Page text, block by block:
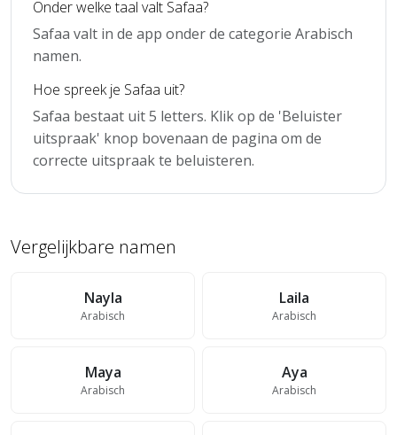
Onder welke taal valt Safaa?
Safaa valt in de app onder de categorie Arabisch
namen.
Hoe spreek je Safaa uit?
Safaa bestaat uit 5 letters. Klik op de 'Beluister
uitspraak' knop bovenaan de pagina om de
correcte uitspraak te beluisteren.
Vergelijkbare namen
Nayla
Arabisch
Laila
Arabisch
Maya
Arabisch
Aya
Arabisch